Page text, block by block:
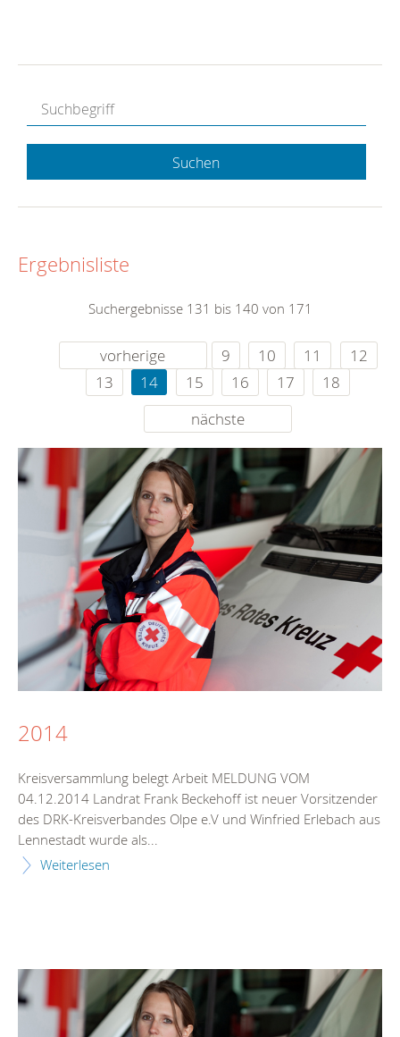
Suchen
Ergebnisliste
Suchergebnisse 131 bis 140 von 171
vorherige 9 10 11
12
13
14 15 16 17
18
nächste
2014
Kreisversammlung belegt Arbeit MELDUNG VOM
04.12.2014 Landrat Frank Beckehoff ist neuer Vorsitzender
des DRK-Kreisverbandes Olpe e.V und Winfried Erlebach aus
Lennestadt wurde als...
Weiterlesen